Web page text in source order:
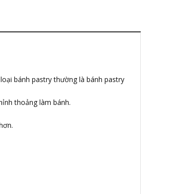
bánh pastry thường là bánh pastry
thoảng làm bánh.